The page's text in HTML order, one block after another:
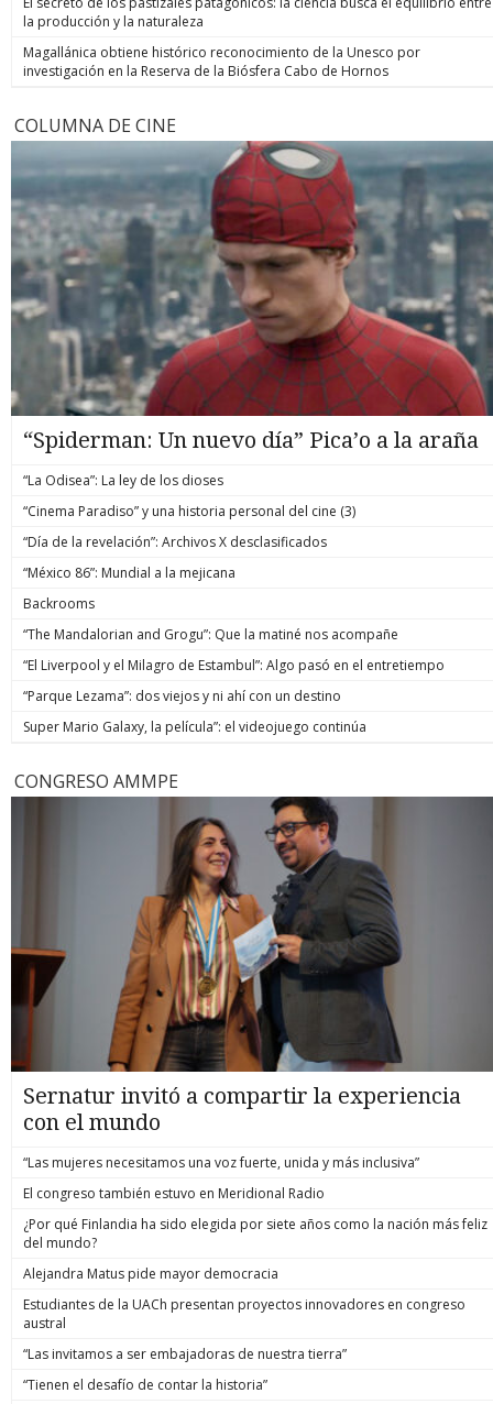
la producción y la naturaleza
Magallánica obtiene histórico reconocimiento de la Unesco por
investigación en la Reserva de la Biósfera Cabo de Hornos
COLUMNA DE CINE
“Spiderman: Un nuevo día” Pica’o a la araña
“La Odisea”: La ley de los dioses
“Cinema Paradiso” y una historia personal del cine (3)
“Día de la revelación”: Archivos X desclasificados
“México 86”: Mundial a la mejicana
Backrooms
“The Mandalorian and Grogu”: Que la matiné nos acompañe
“El Liverpool y el Milagro de Estambul”: Algo pasó en el entretiempo
“Parque Lezama”: dos viejos y ni ahí con un destino
Super Mario Galaxy, la película”: el videojuego continúa
CONGRESO AMMPE
Sernatur invitó a compartir la experiencia
con el mundo
“Las mujeres necesitamos una voz fuerte, unida y más inclusiva”
El congreso también estuvo en Meridional Radio
¿Por qué Finlandia ha sido elegida por siete años como la nación más feliz
del mundo?
Alejandra Matus pide mayor democracia
Estudiantes de la UACh presentan proyectos innovadores en congreso
austral
“Las invitamos a ser embajadoras de nuestra tierra”
“Tienen el desafío de contar la historia”